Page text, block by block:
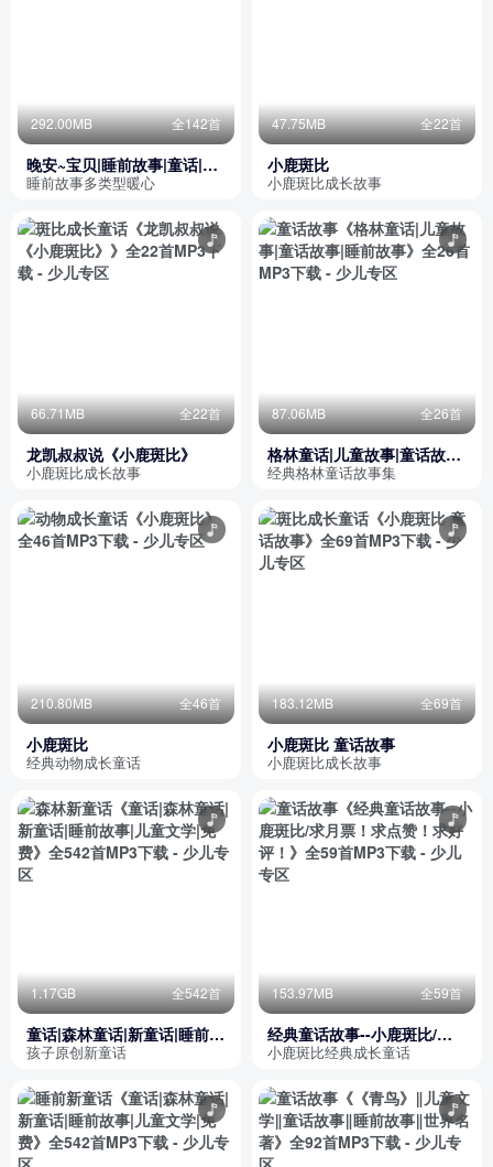
292.00MB 全142首
晚安~宝贝|睡前故事|童话|寓
言
睡前故事多类型暖心
47.75MB 全22首
小鹿斑比
小鹿斑比成长故事
66.71MB 全22首
龙凯叔叔说《小鹿斑比》
小鹿斑比成长故事
87.06MB 全26首
格林童话|儿童故事|童话故事|
睡前故事
经典格林童话故事集
210.80MB 全46首
小鹿斑比
经典动物成长童话
183.12MB 全69首
小鹿斑比 童话故事
小鹿斑比成长故事
1.17GB 全542首
童话|森林童话|新童话|睡前故
事|儿童文学|免费
孩子原创新童话
153.97MB 全59首
经典童话故事--小鹿斑比/求
月票！求点赞！求好评！
小鹿斑比经典成长童话